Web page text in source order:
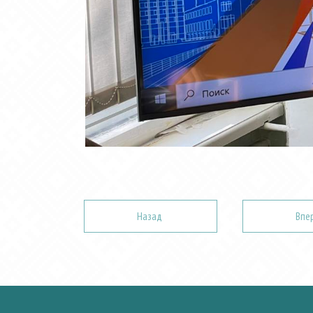
Назад